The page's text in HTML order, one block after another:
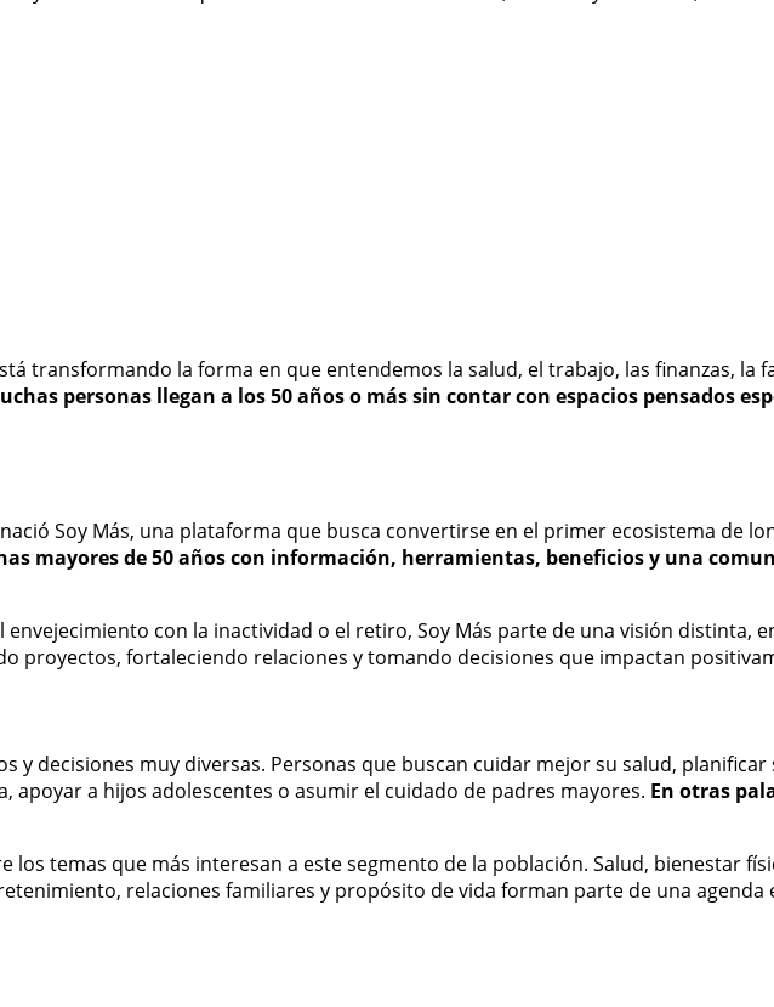
transformando la forma en que entendemos la salud, el trabajo, las finanzas, la
personas llegan a los 50 años o más sin contar con espacios pensados
Soy Más, una plataforma que busca convertirse en el primer ecosistema de
mayores de 50 años con información, herramientas, beneficios y una
con la inactividad o el retiro, Soy Más parte de una visión distinta,
proyectos, fortaleciendo relaciones y tomando decisiones que impactan
y decisiones muy diversas. Personas que buscan cuidar mejor su salud,
a hijos adolescentes o asumir el cuidado de padres mayores. En otras
los temas que más interesan a este segmento de la población. Salud, bienestar
relaciones familiares y propósito de vida forman parte de una